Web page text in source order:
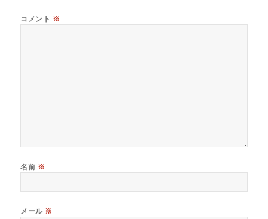
コメント ※
名前 ※
メール ※